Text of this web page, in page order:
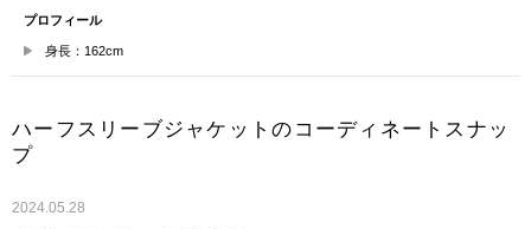
プロフィール
身長：162cm
ハーフスリーブジャケットのコーディネートスナッ
プ
2024.05.28